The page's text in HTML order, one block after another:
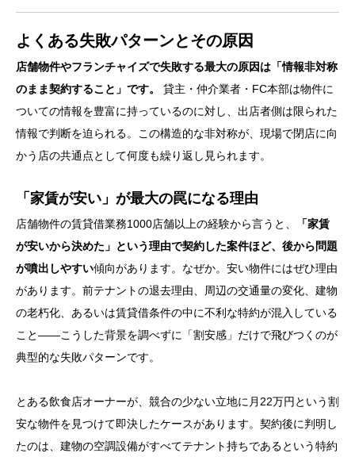
よくある失敗パターンとその原因
店舗物件やフランチャイズで失敗する最大の原因は「情報非対称
のまま契約すること」です。
貸主・仲介業者・FC本部は物件に
ついての情報を豊富に持っているのに対し、出店者側は限られた
情報で判断を迫られる。この構造的な非対称が、現場で閉店に向
かう店の共通点として何度も繰り返し見られます。
「家賃が安い」が最大の罠になる理由
店舗物件の賃貸借業務1000店舗以上の経験から言うと、
「家賃
が安いから決めた」という理由で契約した案件ほど、後から問題
が噴出しやすい傾向があります。なぜか。安い物件にはぜひ理由
があります。前テナントの退去理由、周辺の交通量の変化、建物
の老朽化、あるいは賃貸借条件の中に不利な特約が混入している
こと——こうした背景を調べずに「割安感」だけで飛びつくのが
典型的な失敗パターンです。
とある飲食店オーナーが、競合の少ない立地に月22万円という割
安な物件を見つけて即決したケースがあります。契約後に判明し
たのは、建物の空調設備がすべてテナント持ちであるという特約